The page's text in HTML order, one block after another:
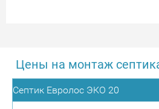
Цены на монтаж
Септик Евролос ЭКО 20